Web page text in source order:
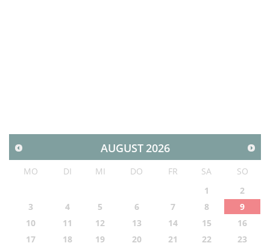
AUGUST2026
MO DI MI DO FR SA
SO
1
2
3
4 5 6 7 8
9
10
11 12 13 14 15
16
17
18 19 20 21 22
23